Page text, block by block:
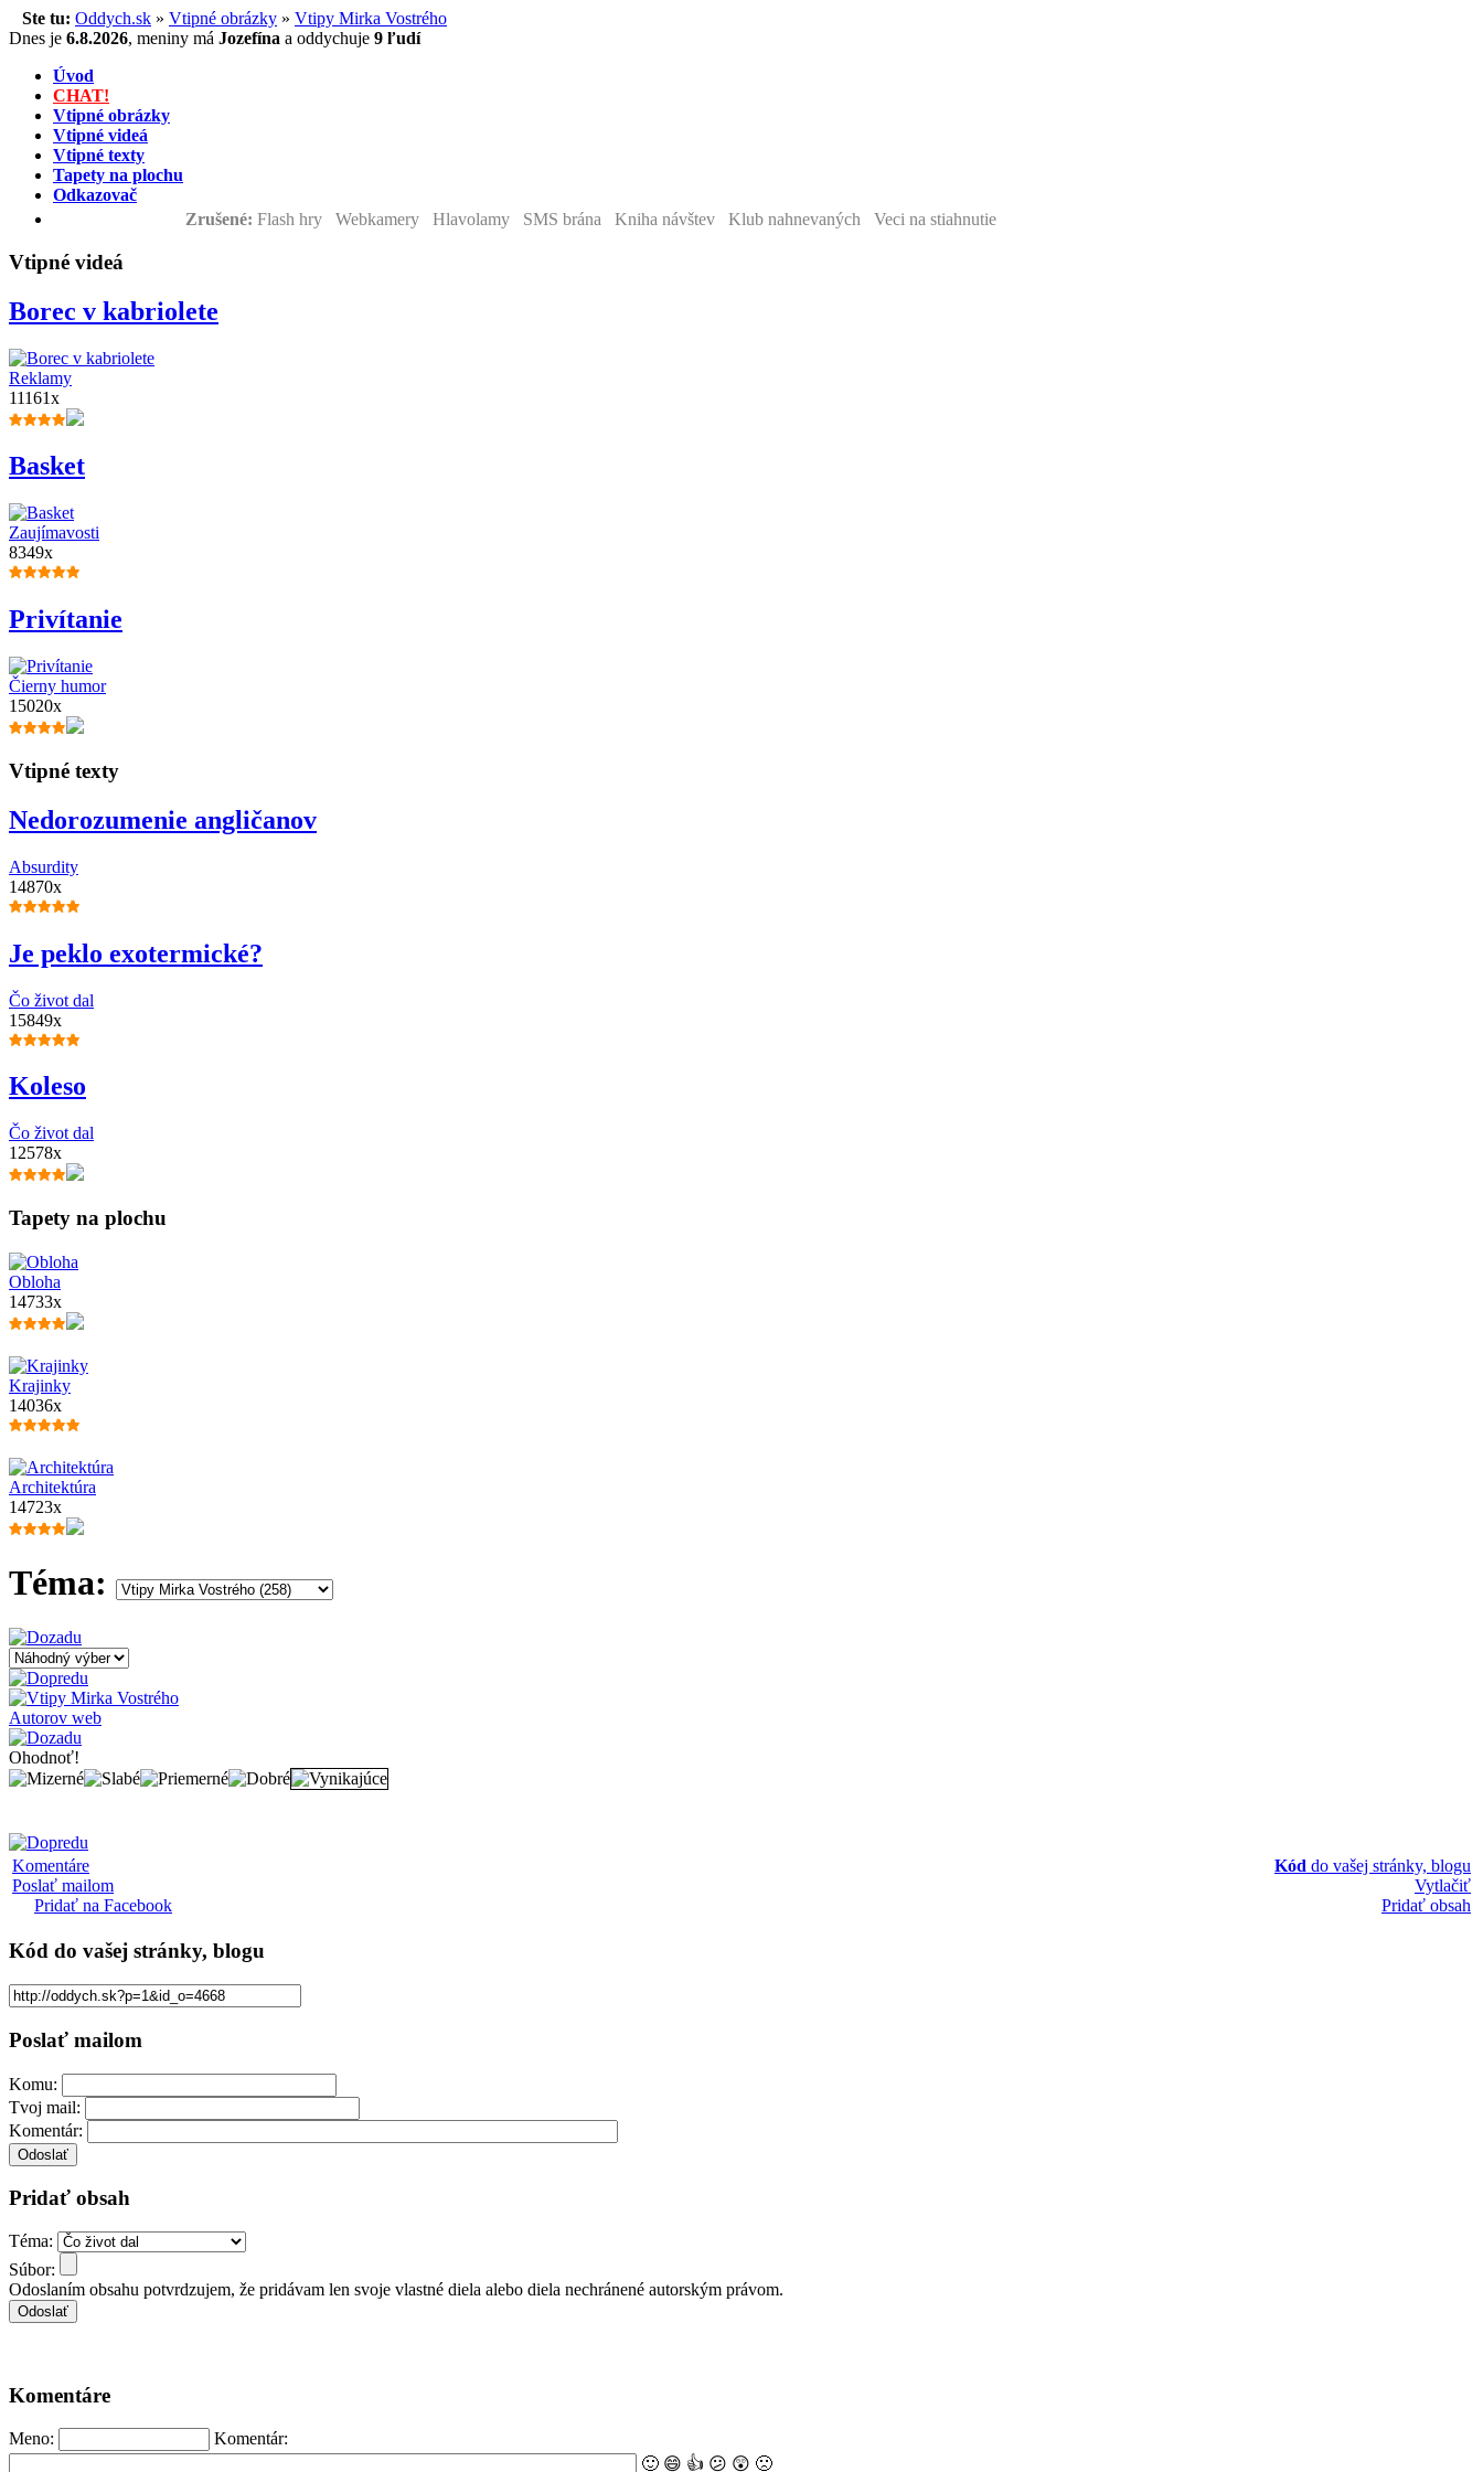
Ste tu: Oddych.sk » Vtipné obrázky » Vtipy Mirka Vostrého
Dnes je 6.8.2026, meniny má Jozefína a oddychuje 9 ľudí
Úvod
CHAT!
Vtipné obrázky
Vtipné videá
Vtipné texty
Tapety na plochu
Odkazovač
Zrušené: Flash hry Webkamery Hlavolamy SMS brána Kniha návštev Klub nahnevaných Veci na stiahnutie
Vtipné videá
Borec v kabriolete
Reklamy
11161x
Basket
Zaujímavosti
8349x
Privítanie
Čierny humor
15020x
Vtipné texty
Nedorozumenie angličanov
Absurdity
14870x
Je peklo exotermické?
Čo život dal
15849x
Koleso
Čo život dal
12578x
Tapety na plochu
Obloha
14733x
Krajinky
14036x
Architektúra
14723x
Téma:
Autorov web
Ohodnoť!
Komentáre
Poslať mailom
Pridať na Facebook
Kód do vašej stránky, blogu
Vytlačiť
Pridať obsah
Kód do vašej stránky, blogu
Poslať mailom
Komu:
Tvoj mail:
Komentár:
Pridať obsah
Téma:
Súbor:
Odoslaním obsahu potvrdzujem, že pridávam len svoje vlastné diela alebo diela nechránené autorským právom.
Komentáre
Meno:
Komentár:
🙂 😄 👍 😕 😲 🙁